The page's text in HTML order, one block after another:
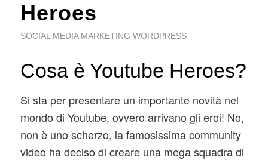
Heroes
SOCIAL MEDIA MARKETING WORDPRESS
Cosa è Youtube Heroes?
Si sta per presentare un importante novità nel
mondo di Youtube, ovvero arrivano gli eroi! No,
non è uno scherzo, la famosissima community
video ha deciso di creare una mega squadra di